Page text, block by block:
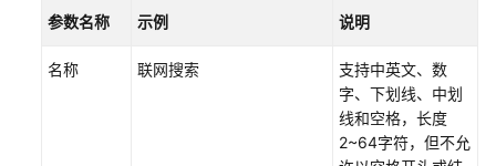
客
服
场
景
参数名称 示例 说明
名称 联网搜索
支持中英文、数
字、下划线、中划
线和空格，长度
2~64字符，但不允